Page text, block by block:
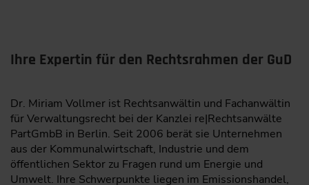
Ihre Expertin für den Rechtsrahmen der GuD
Dr. Miriam Vollmer ist Rechtsanwältin und Fachanwältin
für Verwaltungsrecht bei der Kanzlei re|Rechtsanwälte
PartGmbB in Berlin. Seit 2006 berät sie Unternehmen
aus der Kommunalwirtschaft, Industrie und dem
öffentlichen Sektor zu Fragen rund um Energie und
Umwelt. Ihre Schwerpunkte liegen im Emissionshandel,